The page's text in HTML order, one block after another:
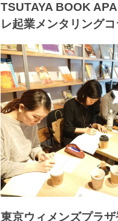
TSUTAYA BOOK
レ起業メンタリング
東京ウィメンズプラ